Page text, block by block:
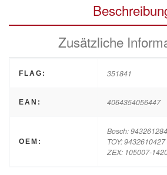
Zusätzliche
FLAG: 351841
EAN: 4064354056447
OEM:
Bosch:
TOY: 9432610427
ZEX: 105007-